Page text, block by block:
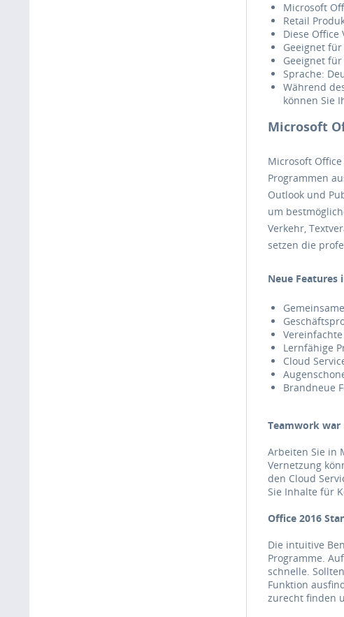
Microsoft
Retail
Diese
Geeignet
Geeignet
Sprache:
Während
können Sie
Microsoft
Microsoft
Programmen
Outlook und
um
Verkehr,
setzen die
Neue Features
Lernfähige
Cloud
Brandneue
Teamwork war
Arbeiten Sie in
Vernetzung
den Cloud
Sie Inhalte für
Office 2016
Die intuitive
Programme.
schnelle.
Funktion
zurecht finden